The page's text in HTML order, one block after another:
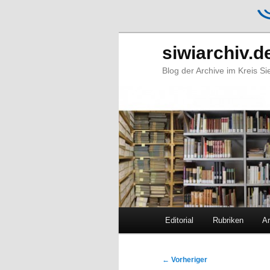
Blog der Archive im Kreis
Zum
Zum
Editorial Rubriken
Beitragsnavigation
← Vorheriger